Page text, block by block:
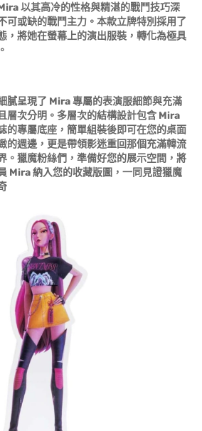
以其高冷的性格與精湛的戰鬥技巧深
可或缺的戰鬥主力。本款立牌特別採用了
，將她在螢幕上的演出服裝，轉化為極具
膩呈現了 Mira 專屬的表演服細節與充滿
層次分明。多層次的結構設計包含 Mira
的專屬底座，簡單組裝後即可在您的桌面
的週邊，更是帶領影迷重回那個充滿韓流
。獵魔粉絲們，準備好您的展示空間，將
Mira 納入您的收藏版圖，一同見證獵魔